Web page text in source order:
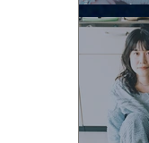
2026.08.10 |【
アコースティッ